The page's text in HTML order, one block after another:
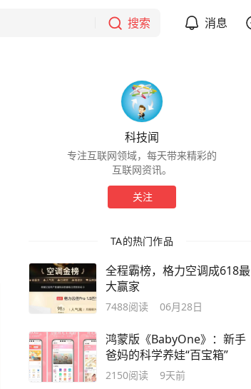
搜索 消息
科技闻
专注互联网领域，每天带来精彩的
互联网资讯。
关注
TA的热门作品
全程霸榜，格力空调成618最
大赢家
7488阅读 06月28日
鸿蒙版《BabyOne》：新手
爸妈的科学养娃“百宝箱”
2150阅读 9天前